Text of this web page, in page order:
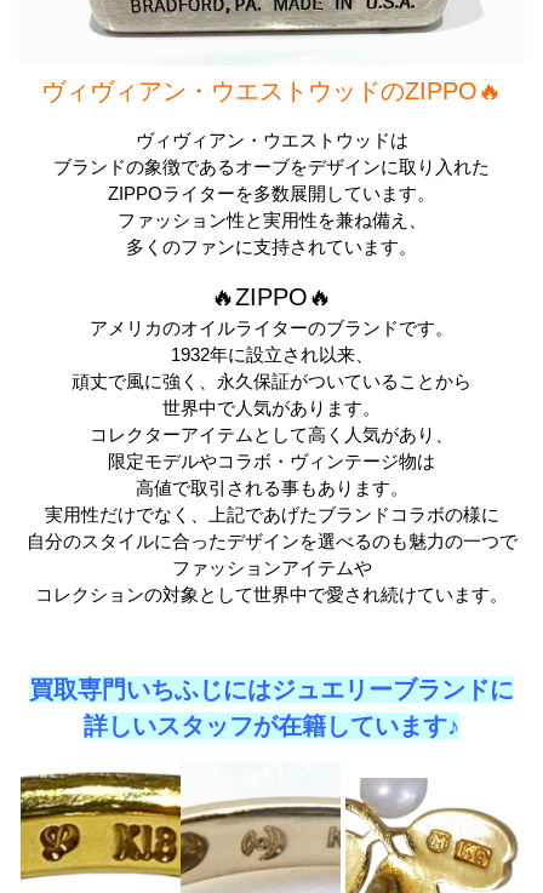
ヴィヴィアン・ウエストウッドのZIPPO🔥
ヴィヴィアン・ウエストウッドは
ブランドの象徴であるオーブをデザインに取り入れた
ZIPPOライターを多数展開しています。
ファッション性と実用性を兼ね備え、
多くのファンに支持されています。
🔥ZIPPO🔥
アメリカのオイルライターのブランドです。
1932年に設立され以来、
頑丈で風に強く、永久保証がついていることから
世界中で人気があります。
コレクターアイテムとして高く人気があり、
限定モデルやコラボ・ヴィンテージ物は
高値で取引される事もあります。
実用性だけでなく、上記であげたブランドコラボの様に
自分のスタイルに合ったデザインを選べるのも魅力の一つで
ファッションアイテムや
コレクションの対象として世界中で愛され続けています。
買取専門いちふじにはジュエリーブランドに
詳しいスタッフが在籍しています♪